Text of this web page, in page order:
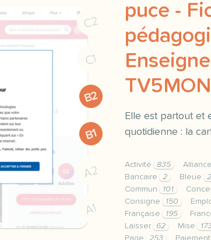
C2
C1
B2
B1
A2
A1
puce -
Elle est partout et
quotidienne : la
Activité 835 Alliance
Bancaire
2 Bleue 2
Commun
101
Consigne
150
Française
195
Laisser
62 Mise
Page
253 Paiement